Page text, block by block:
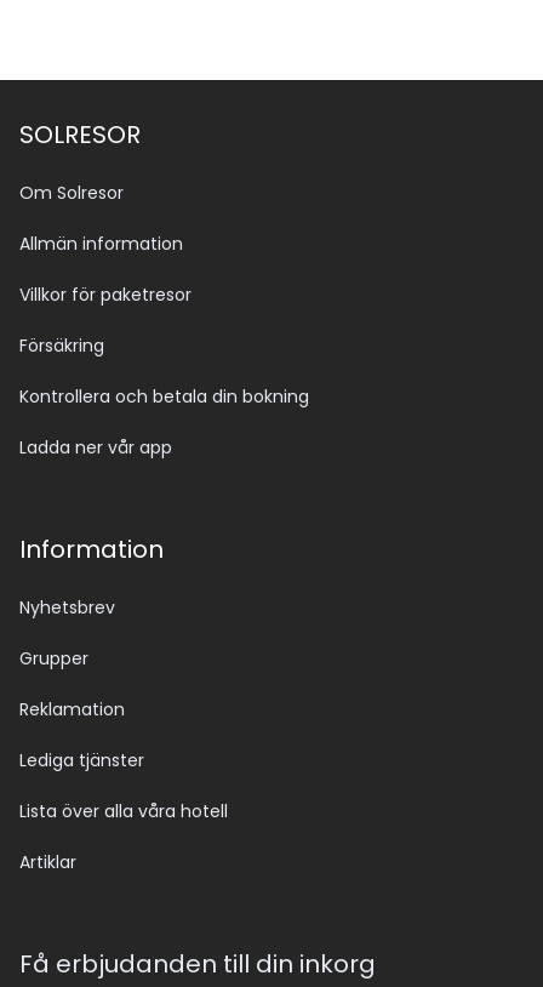
SOLRESOR
Om Solresor
Allmän information
Villkor för paketresor
Försäkring
Kontrollera och betala din bokning
Ladda ner vår app
Information
Nyhetsbrev
Grupper
Reklamation
Lediga tjänster
Lista över alla våra hotell
Artiklar
Få erbjudanden till din inkorg